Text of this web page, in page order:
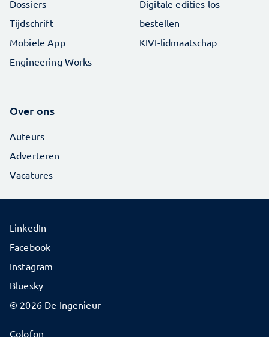
Dossiers
Tijdschrift
Mobiele App
Engineering Works
Digitale edities los
bestellen
KIVI-lidmaatschap
Over ons
Auteurs
Adverteren
Vacatures
© 2026 De Ingenieur
Colofon
LinkedIn
Facebook
Instagram
Bluesky